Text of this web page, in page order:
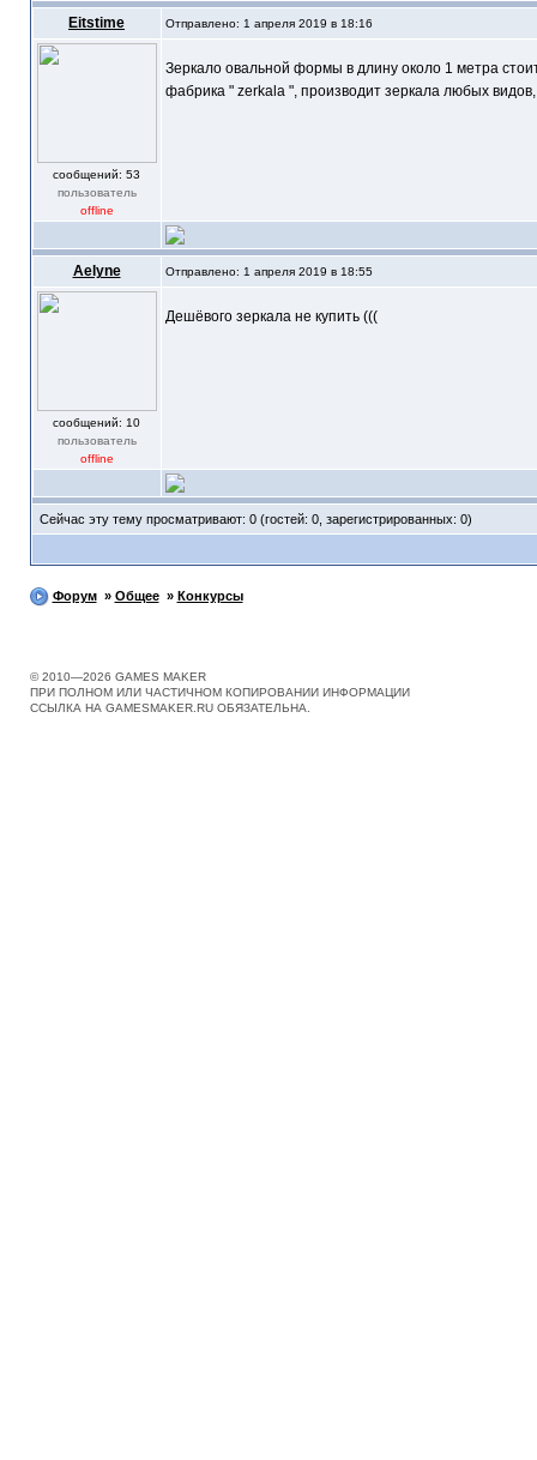
Eitstime Отправлено: 1 апреля 2019 в 18:16
cообщений: 53
пользователь
offline
Зеркало овальной формы в длину около 1 метра
фабрика " zerkala ", производит зеркала любых
Aelyne Отправлено: 1 апреля 2019 в 18:55
cообщений: 10
пользователь
offline
Дешёвого зеркала не купить (((
Сейчас эту тему просматривают: 0 (гостей: 0, зарегистрированных: 0)
Форум» Общее» Конкурсы
© 2010—2026 GAMES MAKER
ПРИ ПОЛНОМ ИЛИ ЧАСТИЧНОМ КОПИРОВАНИИ ИНФОРМАЦИИ
ССЫЛКА НА GAMESMAKER.RU ОБЯЗАТЕЛЬНА.